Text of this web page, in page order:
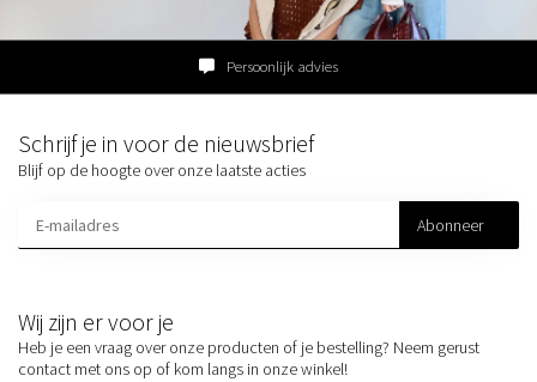
Familiebedrijf sinds 1954
Wij zijn er voor je
Heb je een vraag over onze producten of je bestelling? Neem gerust
contact met ons op of kom langs in onze winkel!
Schrijf je in voor de nieuwsbrief
Blijf op de hoogte over onze laatste acties
Abonneer